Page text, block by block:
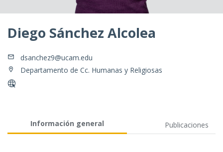
Diego Sánchez Alcolea
dsanchez9@ucam.edu
Departamento de Cc. Humanas y Religiosas
Información general Publicaciones